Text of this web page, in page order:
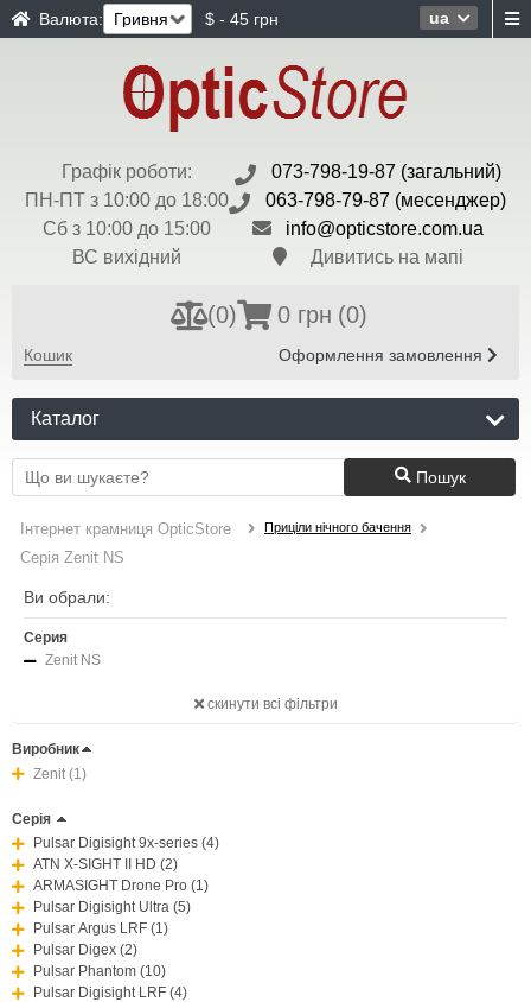
ua
Валюта: $ - 45 грн
Графік роботи:
ПН-ПТ з 10:00 до 18:00
Сб з 10:00 до 15:00
ВС вихідний
073-798-19-87 (загальний)
063-798-79-87 (месенджер)
info@opticstore.com.ua
Дивитись на мапі
(0) 0 грн (0)
Кошик Оформлення замовлення
Каталог
Пошук
Інтернет крамниця OpticStore Приціли нічного бачення
Серія Zenit NS
Ви обрали:
Серия
Zenit NS
скинути всі фільтри
Виробник
Zenit (1)
Серія
Pulsar Digisight 9x-series (4)
ATN X-SIGHT II HD (2)
ARMASIGHT Drone Pro (1)
Pulsar Digisight Ultra (5)
Pulsar Argus LRF (1)
Pulsar Digex (2)
Pulsar Phantom (10)
Pulsar Digisight LRF (4)